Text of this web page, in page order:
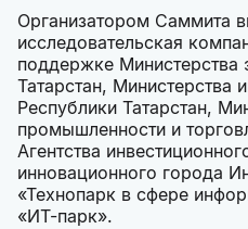
Организатором Саммита
исследовательская
поддержке Министерства
Татарстан, Министерства
Республики Татарстан,
промышленности и
Агентства
инновационного города
«Технопарк в сфере
«ИТ-парк».